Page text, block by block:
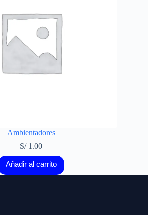
Ambientadores
S/1.00
Añadir al carrito